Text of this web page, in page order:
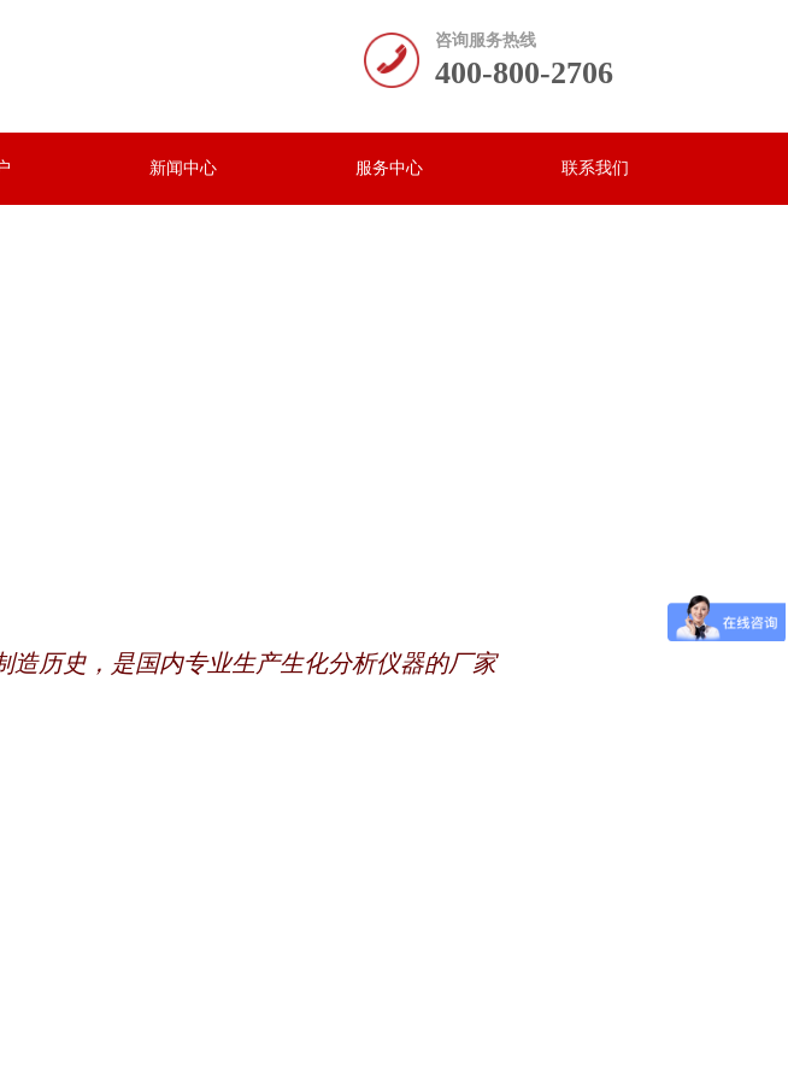
咨询服务热线
400-800-2706
新闻中心 服务中心 联系我们
历史，是国内专业生产生化分析仪器的厂家